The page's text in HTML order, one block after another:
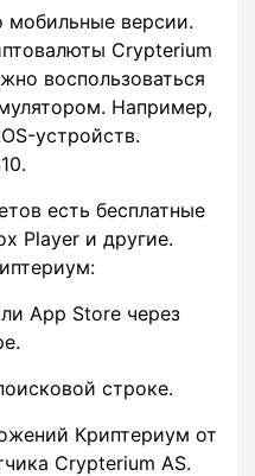
версии.
Crypterium
воспользоваться
Например,
устройств.
есть бесплатные
Player и другие.
App Store через
строке.
Криптериум от
Crypterium AS.